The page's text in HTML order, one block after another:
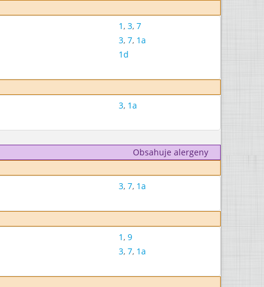
1, 3, 7
3, 7, 1a
1d
3, 1a
Obsahuje alergeny
3, 7, 1a
1, 9
3, 7, 1a